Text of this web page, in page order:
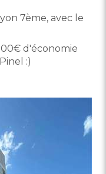
7ème, avec le
d'économie
:)